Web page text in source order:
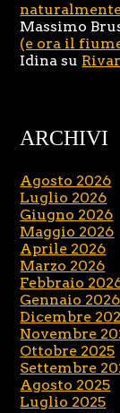
Massimo
(e ora il
Idina su
ARCHIVI
Agosto 2026
Luglio 2026
Giugno 2026
Maggio 2026
Aprile 2026
Marzo 2026
Febbraio
Gennaio 2026
Dicembre
Novembre
Ottobre 2025
Settembre
Agosto 2025
Luglio 2025